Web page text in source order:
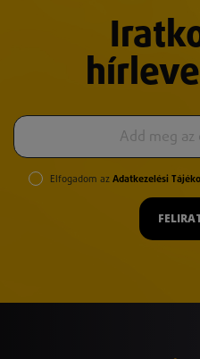
Elfogadom az Adatkezelési